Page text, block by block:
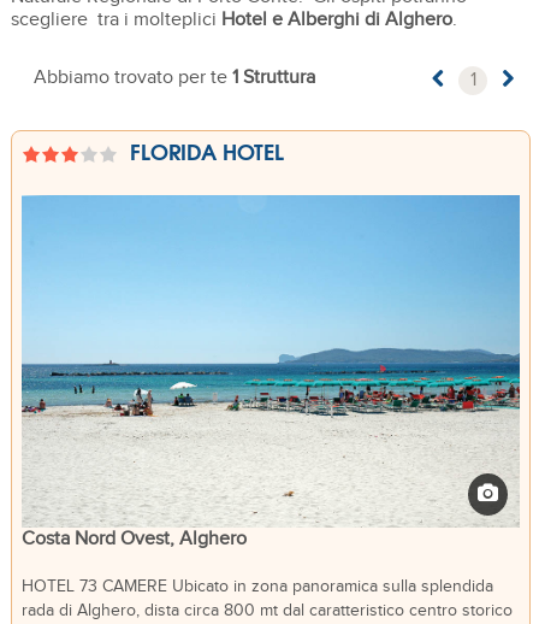
scegliere tra i molteplici Hotel e Alberghi di Alghero.
Abbiamo trovato per te1 Struttura 1
FLORIDA HOTEL
Costa Nord Ovest, Alghero
HOTEL 73 CAMERE Ubicato in zona panoramica sulla splendida
rada di Alghero, dista circa 800 mt dal caratteristico centro storico